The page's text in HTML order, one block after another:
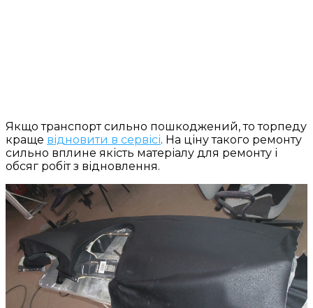
Якщо транспорт сильно пошкоджений, то торпеду
краще відновити в сервісі. На ціну такого ремонту
сильно вплине якість матеріалу для ремонту і
обсяг робіт з відновлення.